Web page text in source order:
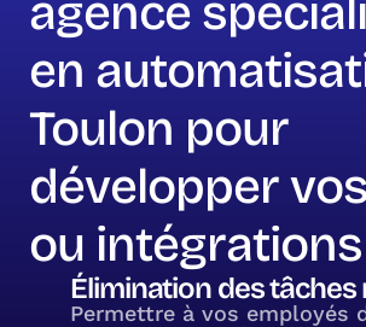
agence
en
Toulon pour
développer
ou intégrations
Élimination des tâches
Permettre à vos employés